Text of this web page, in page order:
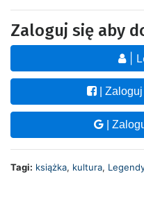
Zaloguj się aby
|
|
|
Tagi: książka, kultura,